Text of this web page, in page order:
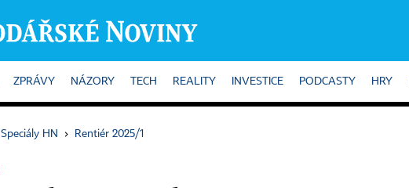
ZPRÁVY NÁZORY TECH REALITY INVESTICE PODCASTY HRY
Speciály HN › Rentiér 2025/1